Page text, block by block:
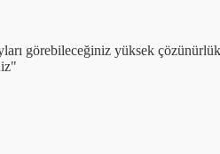
görebileceğiniz yüksek